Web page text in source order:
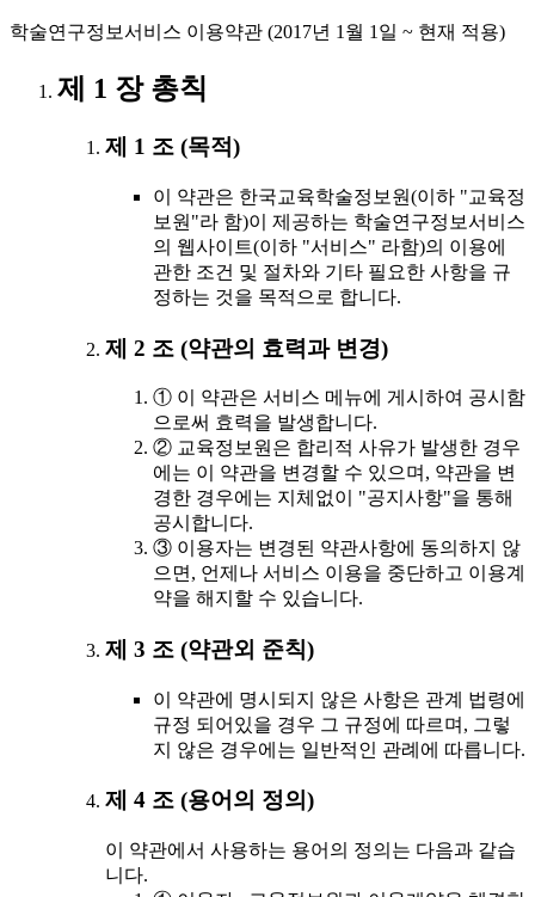
학술연구정보서비스 이용약관 (2017년 1월 1일 ~ 현재 적용)
제 1 장 총칙
제 1 조 (목적)
이 약관은 한국교육학술정보원(이하 "교육정
보원"라 함)이 제공하는 학술연구정보서비스
의 웹사이트(이하 "서비스" 라함)의 이용에
관한 조건 및 절차와 기타 필요한 사항을 규
정하는 것을 목적으로 합니다.
제 2 조 (약관의 효력과 변경)
① 이 약관은 서비스 메뉴에 게시하여 공시함
으로써 효력을 발생합니다.
② 교육정보원은 합리적 사유가 발생한 경우
에는 이 약관을 변경할 수 있으며, 약관을 변
경한 경우에는 지체없이 "공지사항"을 통해
공시합니다.
③ 이용자는 변경된 약관사항에 동의하지 않
으면, 언제나 서비스 이용을 중단하고 이용계
약을 해지할 수 있습니다.
제 3 조 (약관외 준칙)
이 약관에 명시되지 않은 사항은 관계 법령에
규정 되어있을 경우 그 규정에 따르며, 그렇
지 않은 경우에는 일반적인 관례에 따릅니다.
제 4 조 (용어의 정의)
이 약관에서 사용하는 용어의 정의는 다음과 같습
니다.